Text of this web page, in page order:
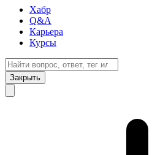
Хабр
Q&A
Карьера
Курсы
Закрыть